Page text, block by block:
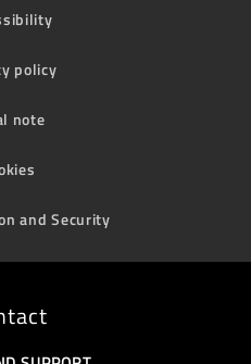
policy
note
and Security